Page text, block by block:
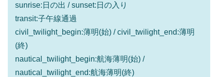
sunrise:日の出 / sunset:日の入り
transit:子午線通過
civil_twilight_begin:薄明(始) / civil_twilight_end:薄明
(終)
nautical_twilight_begin:航海薄明(始) /
nautical_twilight_end:航海薄明(終)